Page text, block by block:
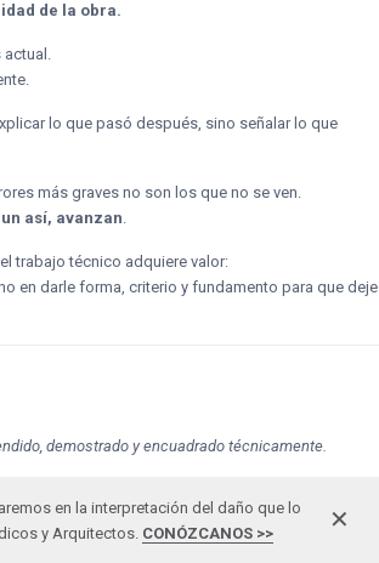
de la obra.
actual.
lo que pasó después, sino señalar lo que
más graves no son los que no se ven.
así, avanzan.
trabajo técnico adquiere valor:
en darle forma, criterio y fundamento para que deje
demostrado y encuadrado técnicamente.
en la interpretación del daño que lo
y Arquitectos. CONÓZCANOS >> ✕